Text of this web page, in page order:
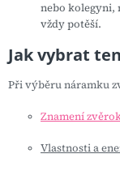
nebo kolegyni,
vždy potěší.
Jak vybrat
Při výběru náramku
Znamení
Vlastnosti a